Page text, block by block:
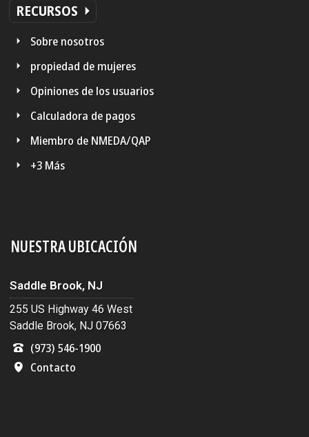
RECURSOS
Sobre nosotros
propiedad de mujeres
Opiniones de los usuarios
Calculadora de pagos
Miembro de NMEDA/QAP
+3 Más
NUESTRA UBICACIÓN
Saddle Brook, NJ
255 US Highway 46 West
Saddle Brook, NJ 07663
(973) 546-1900
Contacto